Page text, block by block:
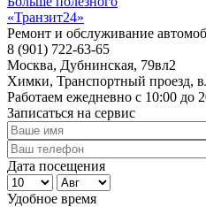
«Транзит24»
Ремонт и обслуживание
8 (901) 722-63-65
Москва, Дубнинская, 79вл2
Химки, Транспортный проезд,
Работаем ежедневно с 10:00 до
Записаться на сервис
Ваше
имя
Ваш
телефон
*
Дата посещения
День
Удобное время